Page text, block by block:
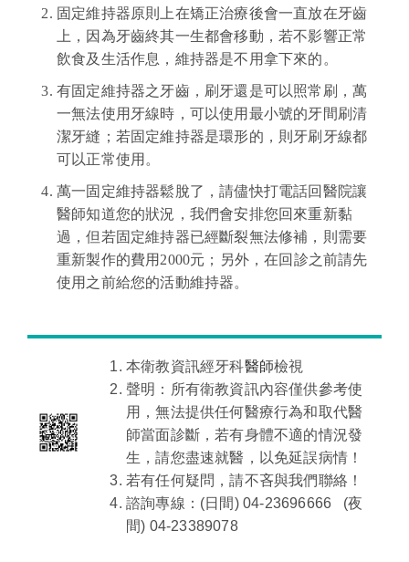
固定維持器原則上在矯正治療後會一直放在牙齒
上，因為牙齒終其一生都會移動，若不影響正常
飲食及生活作息，維持器是不用拿下來的。
有固定維持器之牙齒，刷牙還是可以照常刷，萬
一無法使用牙線時，可以使用最小號的牙間刷清
潔牙縫；若固定維持器是環形的，則牙刷牙線都
可以正常使用。
萬一固定維持器鬆脫了，請儘快打電話回醫院讓
醫師知道您的狀況，我們會安排您回來重新黏
過，但若固定維持器已經斷裂無法修補，則需要
重新製作的費用2000元；另外，在回診之前請先
使用之前給您的活動維持器。
本衛教資訊經牙科醫師檢視
聲明：所有衛教資訊內容僅供參考使
用，無法提供任何醫療行為和取代醫
師當面診斷，若有身體不適的情況發
生，請您盡速就醫，以免延誤病情！
若有任何疑問，請不吝與我們聯絡！
諮詢專線：(日間) 04-23696666 (夜
間) 04-23389078